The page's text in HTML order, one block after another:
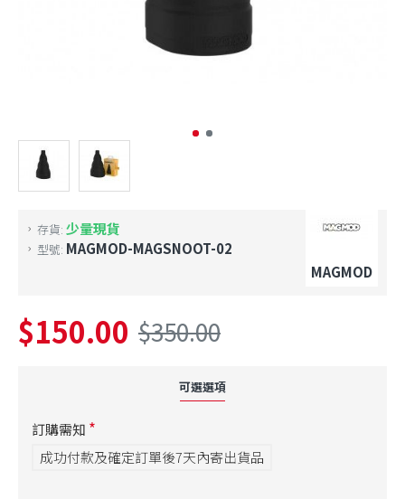
存貨: 少量現貨
型號: MAGMOD-MAGSNOOT-02
MAGMOD
$150.00 $350.00
可選選項
訂購需知
成功付款及確定訂單後7天內寄出貨品